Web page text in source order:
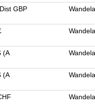
GBP
(A
(A